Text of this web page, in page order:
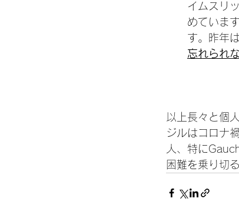
イムスリ
めていま
す。昨年
忘れられ
以上長々と個
ジルはコロナ
人、特に
困難を乗り切